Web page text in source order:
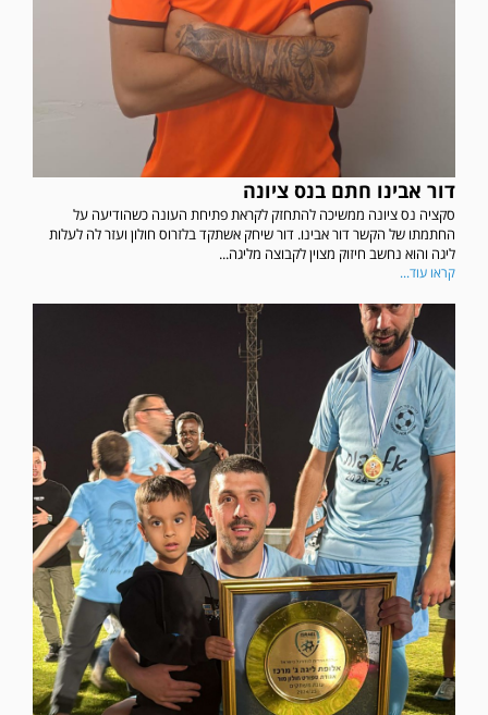
דור אבינו חתם בנס ציונה
סקציה נס ציונה ממשיכה להתחזק לקראת פתיחת העונה כשהודיעה על
החתמתו של הקשר דור אבינו. דור שיחק אשתקד בלזרוס חולון ועזר לה לעלות
ליגה והוא נחשב חיזוק מצוין לקבוצה מליגה...
קראו עוד...